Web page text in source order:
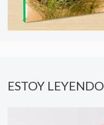
ESTOY LEYENDO